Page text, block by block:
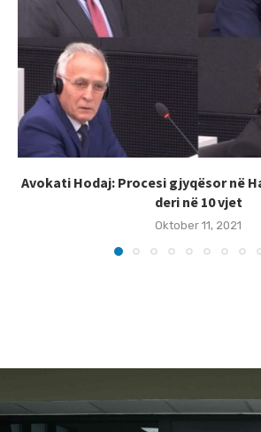
Avokati Hodaj: Procesi gjyqësor në
deri në 10 vjet
Oktober 11, 2021